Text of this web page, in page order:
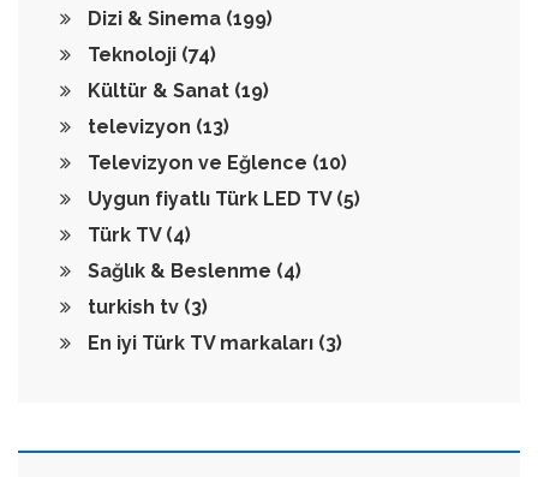
Dizi & Sinema (199)
Teknoloji (74)
Kültür & Sanat (19)
televizyon (13)
Televizyon ve Eğlence (10)
Uygun fiyatlı Türk LED TV (5)
Türk TV (4)
Sağlık & Beslenme (4)
turkish tv (3)
En iyi Türk TV markaları (3)